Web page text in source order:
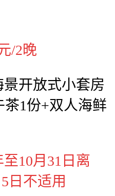
/2晚
开放式小套房
1份+双人海鲜
10月31日离
日不适用